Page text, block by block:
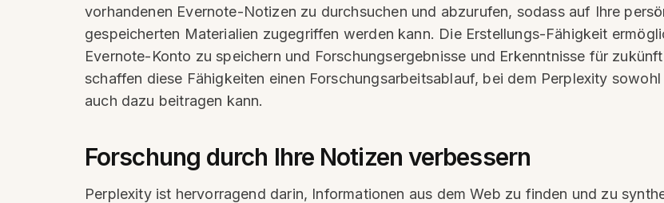
vorhandenen Evernote-Notizen zu durchsuchen und abzurufen, sodass auf Ihre
gespeicherten Materialien zugegriffen werden kann. Die Erstellungs-Fähigkeit
Evernote-Konto zu speichern und Forschungsergebnisse und Erkenntnisse für
schaffen diese Fähigkeiten einen Forschungsarbeitsablauf, bei dem Perplexity
auch dazu beitragen kann.
Forschung durch Ihre Notizen verbessern
Perplexity ist hervorragend darin, Informationen aus dem Web zu finden und zu